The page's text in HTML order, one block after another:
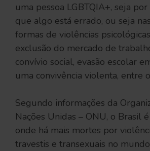
uma pessoa LGBTQIA+, seja
que algo está errado, ou seja
formas de violências
exclusão do mercado de
convívio social, evasão escolar
uma convivência violenta, entre
Segundo informações da
Nações Unidas – ONU, o Brasil
onde há mais mortes por
travestis e transexuais no